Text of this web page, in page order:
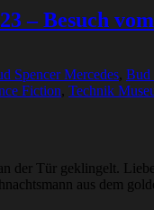
– Besuch
Spencer Mercedes, Bud
Fiction, Technik
der Tür geklingelt.
aus dem